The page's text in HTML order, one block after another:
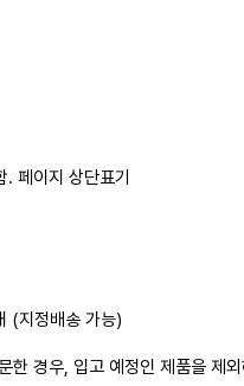
페이지 상단표기
(지정배송 가능)
한 경우, 입고 예정인 제품을 제